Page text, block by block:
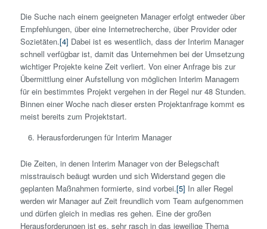
Die Suche nach einem geeigneten Manager erfolgt entweder über
Empfehlungen, über eine Internetrecherche, über Provider oder
Sozietäten.[4] Dabei ist es wesentlich, dass der Interim Manager
schnell verfügbar ist, damit das Unternehmen bei der Umsetzung
wichtiger Projekte keine Zeit verliert. Von einer Anfrage bis zur
Übermittlung einer Aufstellung von möglichen Interim Managern
für ein bestimmtes Projekt vergehen in der Regel nur 48 Stunden.
Binnen einer Woche nach dieser ersten Projektanfrage kommt es
meist bereits zum Projektstart.
Herausforderungen für Interim Manager
Die Zeiten, in denen Interim Manager von der Belegschaft
misstrauisch beäugt wurden und sich Widerstand gegen die
geplanten Maßnahmen formierte, sind vorbei.[5] In aller Regel
werden wir Manager auf Zeit freundlich vom Team aufgenommen
und dürfen gleich in medias res gehen. Eine der großen
Herausforderungen ist es, sehr rasch in das jeweilige Thema